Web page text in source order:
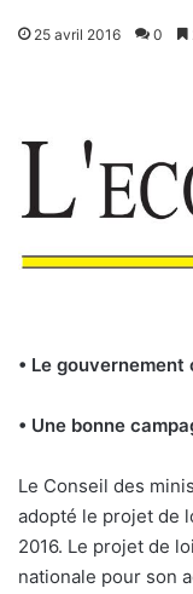
25 avril 2016 0
• Le
• Une bonne
Le Conseil des
adopté le projet de
2016. Le projet de
nationale pour son